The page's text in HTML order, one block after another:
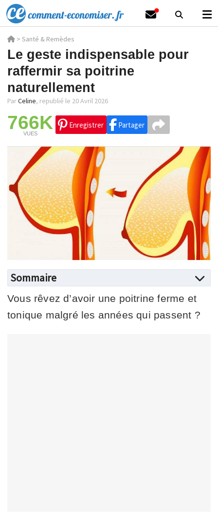
> Santé & Remèdes
Le geste indispensable pour
raffermir sa poitrine
naturellement
ParCeline, republié le 20 Avril 2026
766K
VUES
Enregistrer Partager
Sommaire
Vous rêvez d’avoir une poitrine ferme et
tonique malgré les années qui passent ?